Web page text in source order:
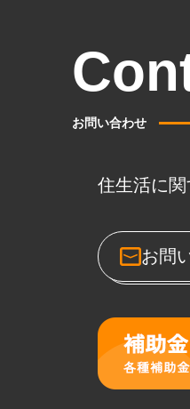
お問い合わせ
住生活に関
お問